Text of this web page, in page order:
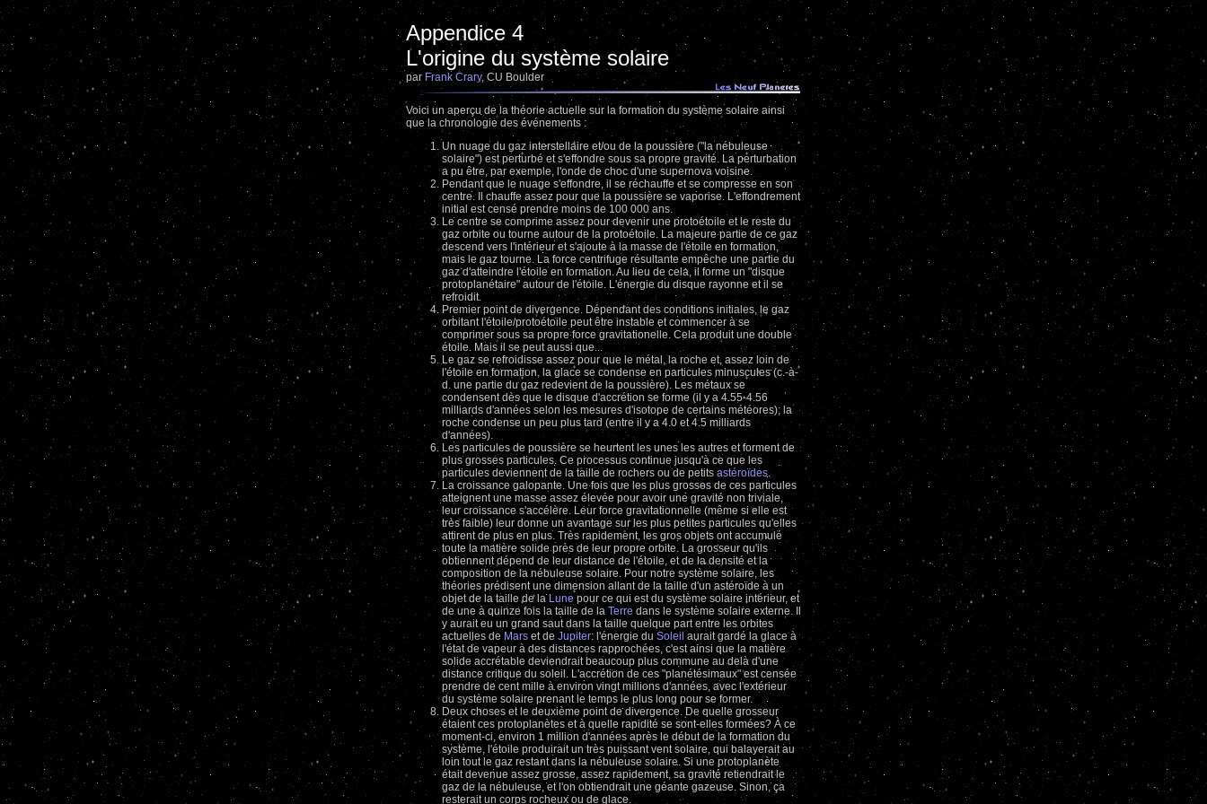
Appendice 4
L'origine du système solaire
par Frank Crary, CU Boulder
Voici un aperçu de la théorie actuelle sur la formation du système solaire ainsi
que la chronologie des événements :
Un nuage du gaz interstellaire et/ou de la poussière ("la nébuleuse
solaire") est perturbé et s'effondre sous sa propre gravité. La perturbation
a pu être, par exemple, l'onde de choc d'une supernova voisine.
Pendant que le nuage s'effondre, il se réchauffe et se compresse en son
centre. Il chauffe assez pour que la poussière se vaporise. L'effondrement
initial est censé prendre moins de 100 000 ans.
Le centre se comprime assez pour devenir une protoétoile et le reste du
gaz orbite ou tourne autour de la protoétoile. La majeure partie de ce gaz
descend vers l'intérieur et s'ajoute à la masse de l'étoile en formation,
mais le gaz tourne. La force centrifuge résultante empêche une partie du
gaz d'atteindre l'étoile en formation. Au lieu de cela, il forme un "disque
protoplanétaire" autour de l'étoile. L'énergie du disque rayonne et il se
refroidit.
Premier point de divergence. Dépendant des conditions initiales, le gaz
orbitant l'étoile/protoétoile peut être instable et commencer à se
comprimer sous sa propre force gravitationelle. Cela produit une double
étoile. Mais il se peut aussi que...
Le gaz se refroidisse assez pour que le métal, la roche et, assez loin de
l'étoile en formation, la glace se condense en particules minuscules (c.-à-
d. une partie du gaz redevient de la poussière). Les métaux se
condensent dès que le disque d'accrétion se forme (il y a 4.55-4.56
milliards d'années selon les mesures d'isotope de certains météores); la
roche condense un peu plus tard (entre il y a 4.0 et 4.5 milliards
d'années).
Les particules de poussière se heurtent les unes les autres et forment de
plus grosses particules. Ce processus continue jusqu'à ce que les
particules deviennent de la taille de rochers ou de petits astéroïdes.
La croissance galopante. Une fois que les plus grosses de ces particules
atteignent une masse assez élevée pour avoir une gravité non triviale,
leur croissance s'accélère. Leur force gravitationnelle (même si elle est
très faible) leur donne un avantage sur les plus petites particules qu'elles
attirent de plus en plus. Très rapidement, les gros objets ont accumulé
toute la matière solide près de leur propre orbite. La grosseur qu'ils
obtiennent dépend de leur distance de l'étoile, et de la densité et la
composition de la nébuleuse solaire. Pour notre système solaire, les
théories prédisent une dimension allant de la taille d'un astéroïde à un
objet de la taille de la Lune pour ce qui est du système solaire intérieur, et
de une à quinze fois la taille de la Terre dans le système solaire externe. Il
y aurait eu un grand saut dans la taille quelque part entre les orbites
actuelles de Mars et de Jupiter: l'énergie du Soleil aurait gardé la glace à
l'état de vapeur à des distances rapprochées, c'est ainsi que la matière
solide accrétable deviendrait beaucoup plus commune au delà d'une
distance critique du soleil. L'accrétion de ces "planétésimaux" est censée
prendre de cent mille à environ vingt millions d'années, avec l'extérieur
du système solaire prenant le temps le plus long pour se former.
Deux choses et le deuxième point de divergence. De quelle grosseur
étaient ces protoplanètes et à quelle rapidité se sont-elles formées? À ce
moment-ci, environ 1 million d'années après le début de la formation du
système, l'étoile produirait un très puissant vent solaire, qui balayerait au
loin tout le gaz restant dans la nébuleuse solaire. Si une protoplanète
était devenue assez grosse, assez rapidement, sa gravité retiendrait le
gaz de la nébuleuse, et l'on obtiendrait une géante gazeuse. Sinon, ça
resterait un corps rocheux ou de glace.